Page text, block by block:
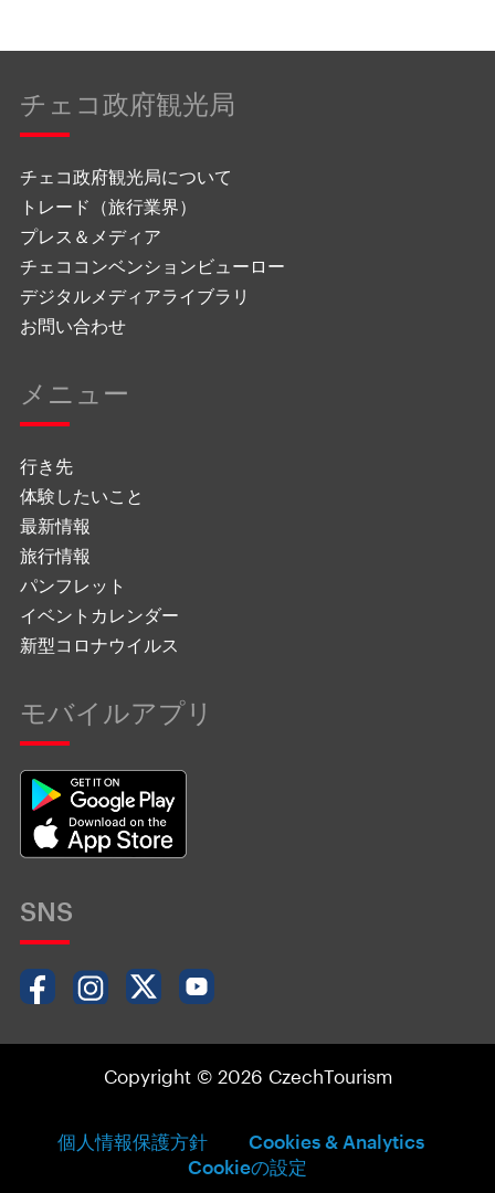
チェコ政府観光局
チェコ政府観光局について
トレード（旅行業界）
プレス＆メディア
チェココンベンションビューロー
デジタルメディアライブラリ
お問い合わせ
メニュー
行き先
体験したいこと
最新情報
旅行情報
パンフレット
イベントカレンダー
新型コロナウイルス
モバイルアプリ
SNS
Copyright © 2026 CzechTourism
個人情報保護方針
Cookies & Analytics
Cookieの設定